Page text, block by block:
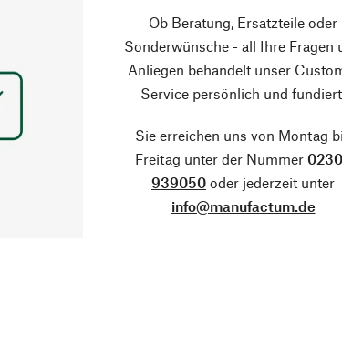
Ob Beratung, Ersatzteile oder
Sonderwünsche - all Ihre Fragen
Anliegen behandelt unser
Service persönlich und
Sie erreichen uns von Montag
Freitag unter der Nummer
939050 oder jederzeit unter
info@manufactum.de